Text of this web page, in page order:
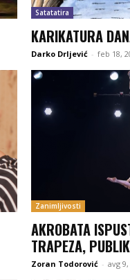
Satatatira
KARIKATURA
Darko Drljević - feb 18,
Zanimljivosti
AKROBATA
TRAPEZA,
Zoran Todorović - avg 9,